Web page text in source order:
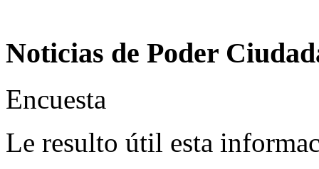
Noticias de Poder
Encuesta
Le resulto útil esta